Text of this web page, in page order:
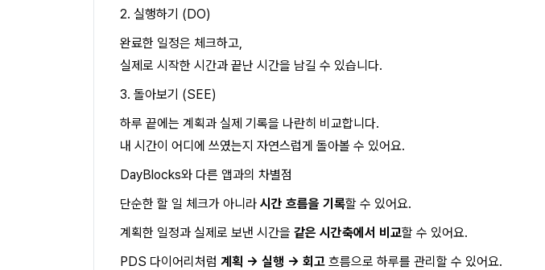
2. 실행하기 (DO)
완료한 일정은 체크하고,
실제로 시작한 시간과 끝난 시간을 남길 수 있습니다.
3. 돌아보기 (SEE)
하루 끝에는 계획과 실제 기록을 나란히 비교합니다.
내 시간이 어디에 쓰였는지 자연스럽게 돌아볼 수 있어요.
DayBlocks와 다른 앱과의 차별점
단순한 할 일 체크가 아니라 시간 흐름을 기록할 수 있어요.
계획한 일정과 실제로 보낸 시간을 같은 시간축에서 비교할 수 있어요.
PDS 다이어리처럼 계획 → 실행 → 회고 흐름으로 하루를 관리할 수 있어요.